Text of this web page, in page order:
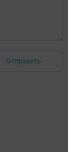
Отправить